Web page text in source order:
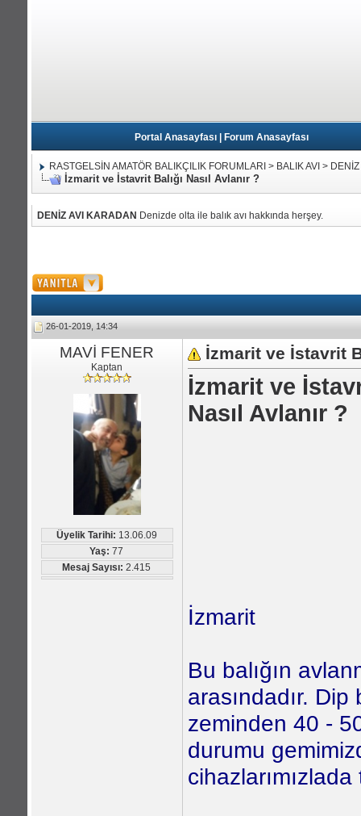
Portal Anasayfası Forum Anasayfası
RASTGELSİN AMATÖR BALIKÇILIK FORUMLARI > BALIK AVI >
İzmarit ve İstavrit Balığı Nasıl Avlanır ?
DENİZ AVI KARADAN Denizde olta ile balık avı hakkında herşey.
26-01-2019, 14:34
MAVİ FENER
Kaptan
Üyelik Tarihi: 13.06.09
Yaş: 77
Mesaj Sayısı: 2.415
İzmarit ve İstavrit
İzmarit ve
Nasıl Avlanır ?
İzmarit
Bu balığın
arasındadır.
zeminden 40 -
durumu